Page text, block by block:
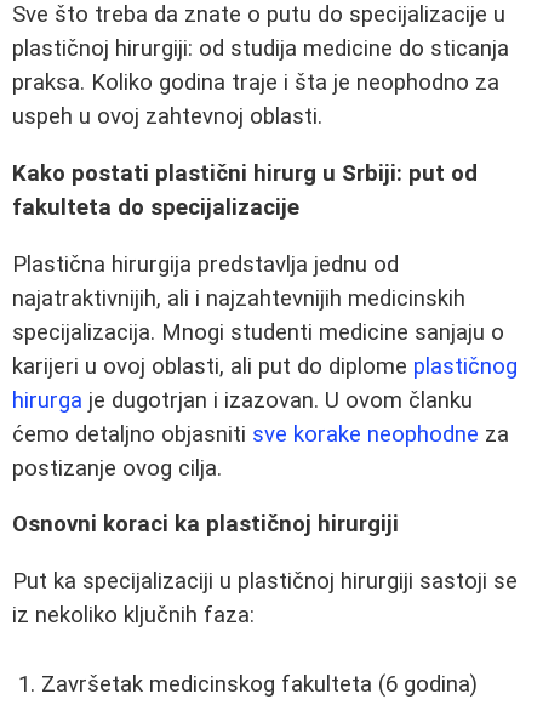
Sve što treba da znate o putu do specijalizacije u
plastičnoj hirurgiji: od studija medicine do sticanja
praksa. Koliko godina traje i šta je neophodno za
uspeh u ovoj zahtevnoj oblasti.
Kako postati plastični hirurg u Srbiji: put od
fakulteta do specijalizacije
Plastična hirurgija predstavlja jednu od
najatraktivnijih, ali i najzahtevnijih medicinskih
specijalizacija. Mnogi studenti medicine sanjaju o
karijeri u ovoj oblasti, ali put do diplome plastičnog
hirurga je dugotrjan i izazovan. U ovom članku
ćemo detaljno objasniti sve korake neophodne za
postizanje ovog cilja.
Osnovni koraci ka plastičnoj hirurgiji
Put ka specijalizaciji u plastičnoj hirurgiji sastoji se
iz nekoliko ključnih faza:
Završetak medicinskog fakulteta (6 godina)